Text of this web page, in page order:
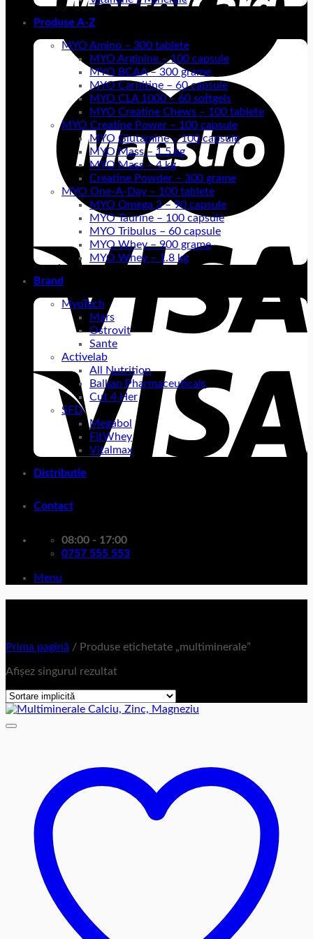
Produse A-Z
MYO Amino – 300 tablete
MYO Arginine – 100 capsule
MYO BCAA – 300 grame
MYO Carnitine – 60 capsule
MYO CLA 1000 – 60 softgels
MYO Creatine Chews – 100 tablete
MYO Creatine Power – 100 capsule
MYO Glutamine – 100 capsule
MYO Mass – 1.5 kg
MYO Mass – 4 kg
Creatine Powder – 300 grame
MYO One-A-Day – 100 tablete
MYO Omega 3 – 90 capsule
MYO Taurine – 100 capsule
MYO Tribulus – 60 capsule
MYO Whey – 900 grame
MYO Whey – 1.8 kg
Brand
MyoTech
Mars
Ostrovit
Sante
Activelab
All Nutrition
Balkan Pharmaceuticals
Cut 4 Her
SFD
Megabol
FitWhey
Vitalmax
Distributie
Contact
08:00 - 17:00
0757 555 553
Menu
Prima pagină / Produse etichetate „multiminerale”
Afișez singurul rezultat